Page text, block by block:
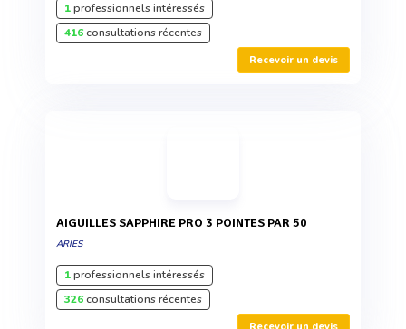
1professionnels intéressés
416consultations récentes
Recevoir un devis
AIGUILLES SAPPHIRE PRO 3 POINTES PAR 50
ARIES
1professionnels intéressés
326consultations récentes